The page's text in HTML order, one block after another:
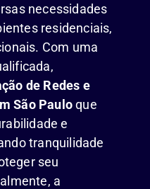
necessidades
residenciais,
Com uma
de Redes e
São Pauloque
e
tranquilidade
seu
a